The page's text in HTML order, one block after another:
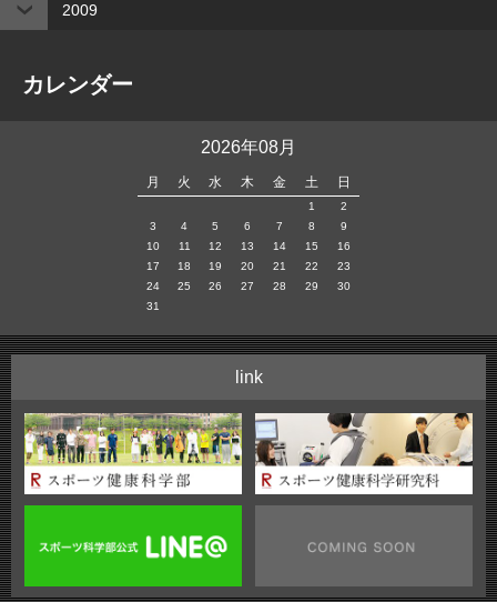
2009
カレンダー
2026年08月
月 火 水 木 金 土 日
1
2
3
4 5 6 7 8
9
10
11 12 13 14 15
16
17
18 19 20 21 22
23
24
25 26 27 28 29
30
31
link